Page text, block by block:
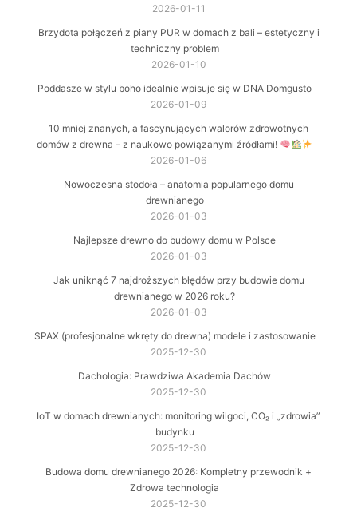
2026-01-11
Brzydota połączeń z piany PUR w domach z bali – estetyczny i
techniczny problem
2026-01-10
Poddasze w stylu boho idealnie wpisuje się w DNA Domgusto
2026-01-09
10 mniej znanych, a fascynujących walorów zdrowotnych
domów z drewna – z naukowo powiązanymi źródłami!
2026-01-06
Nowoczesna stodoła – anatomia popularnego domu
drewnianego
2026-01-03
Najlepsze drewno do budowy domu w Polsce
2026-01-03
Jak uniknąć 7 najdroższych błędów przy budowie domu
drewnianego w 2026 roku?
2026-01-03
SPAX (profesjonalne wkręty do drewna) modele i zastosowanie
2025-12-30
Dachologia: Prawdziwa Akademia Dachów
2025-12-30
IoT w domach drewnianych: monitoring wilgoci, CO₂ i „zdrowia”
budynku
2025-12-30
Budowa domu drewnianego 2026: Kompletny przewodnik +
Zdrowa technologia
2025-12-30